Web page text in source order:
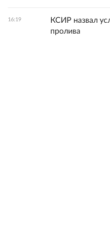
16:19
КСИР назвал
пролива